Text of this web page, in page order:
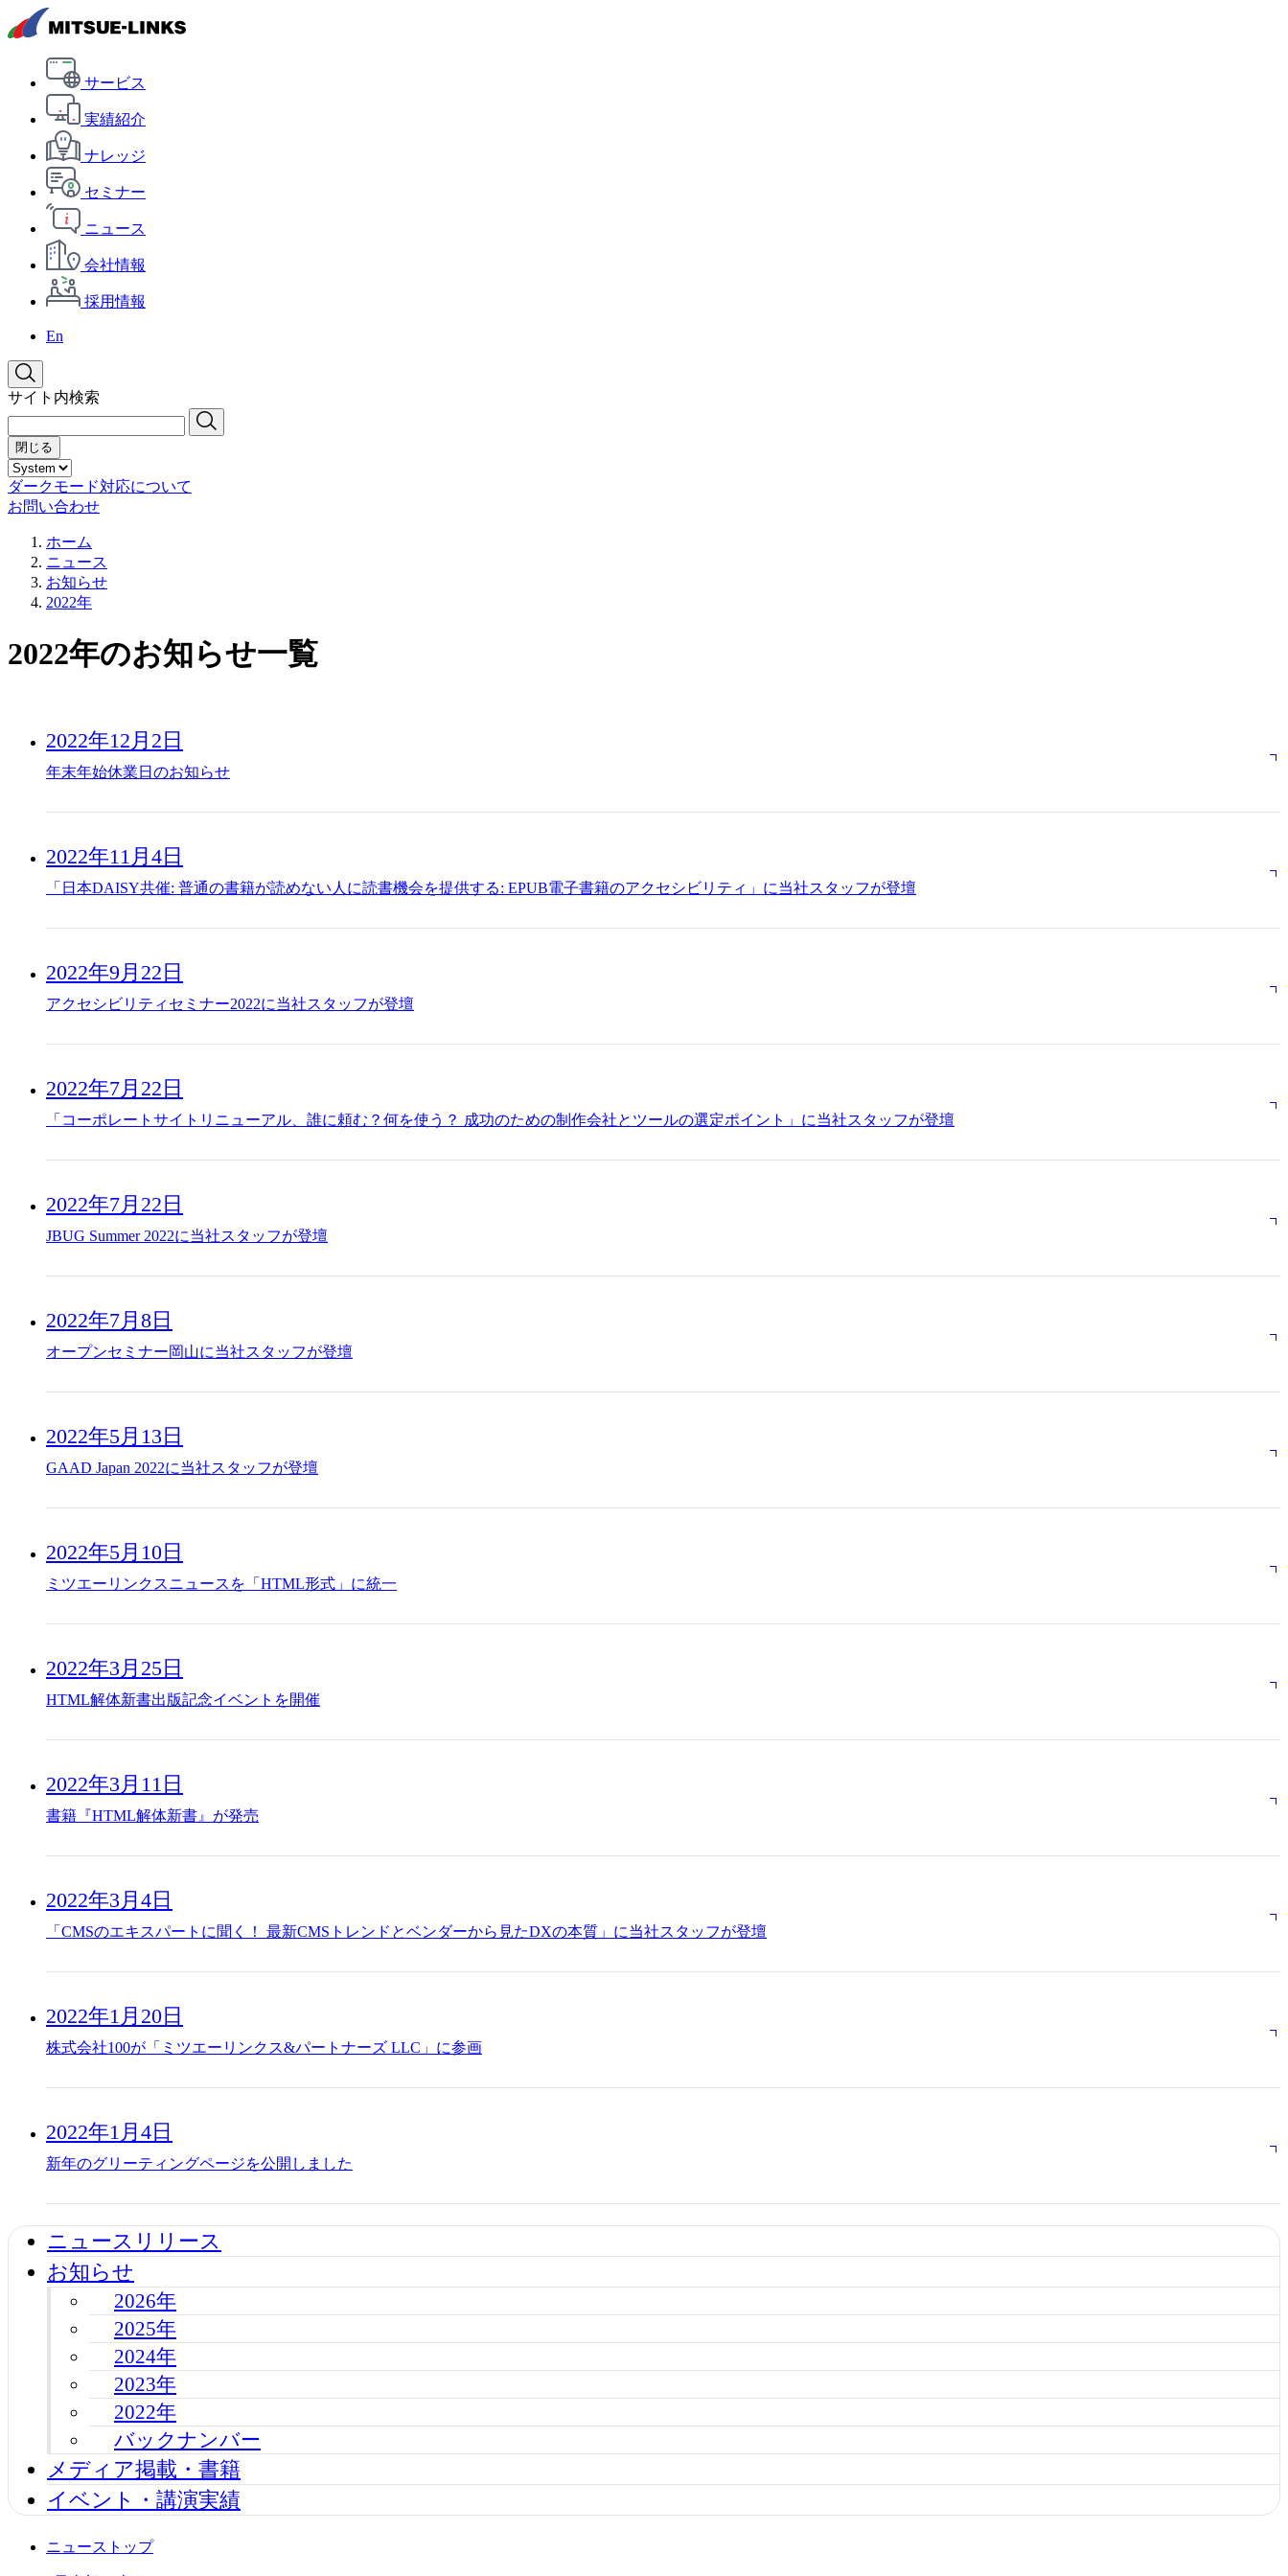
サービス
実績紹介
ナレッジ
セミナー
ニュース
会社情報
採用情報
En
サイト内検索
閉じる
ダークモード対応について
お問い合わせ
ホーム
ニュース
お知らせ
2022年
2022年のお知らせ一覧
2022年12月2日
年末年始休業日のお知らせ
2022年11月4日
「日本DAISY共催: 普通の書籍が読めない人に読書機会を提供する: EPUB電子書籍のアクセシビリティ」に当社スタッフが登壇
2022年9月22日
アクセシビリティセミナー2022に当社スタッフが登壇
2022年7月22日
「コーポレートサイトリニューアル、誰に頼む？何を使う？ 成功のための制作会社とツールの選定ポイント」に当社スタッフが登壇
2022年7月22日
JBUG Summer 2022に当社スタッフが登壇
2022年7月8日
オープンセミナー岡山に当社スタッフが登壇
2022年5月13日
GAAD Japan 2022に当社スタッフが登壇
2022年5月10日
ミツエーリンクスニュースを「HTML形式」に統一
2022年3月25日
HTML解体新書出版記念イベントを開催
2022年3月11日
書籍『HTML解体新書』が発売
2022年3月4日
「CMSのエキスパートに聞く！ 最新CMSトレンドとベンダーから見たDXの本質」に当社スタッフが登壇
2022年1月20日
株式会社100が「ミツエーリンクス&パートナーズ LLC」に参画
2022年1月4日
新年のグリーティングページを公開しました
ニュースリリース
お知らせ
2026年
2025年
2024年
2023年
2022年
バックナンバー
メディア掲載・書籍
イベント・講演実績
ニューストップ